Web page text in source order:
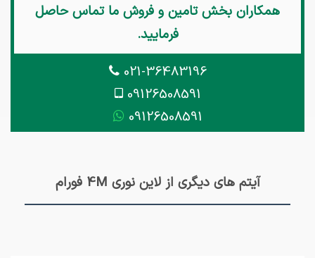
همکاران بخش تامین و فروش ما تماس حاصل
فرمایید.
021-36483196
09126508591
09126508591
آیتم های دیگری از لاین نوری 4M فورام